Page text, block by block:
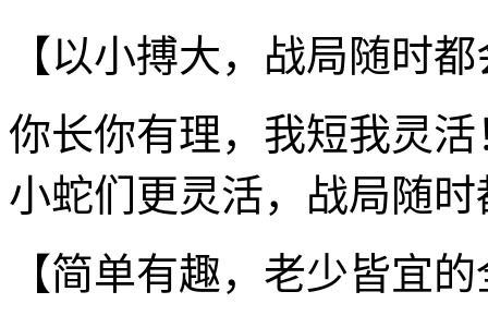
【以小搏大，战局随时
你长你有理，我短我灵
小蛇们更灵活，战局随
【简单有趣，老少皆宜